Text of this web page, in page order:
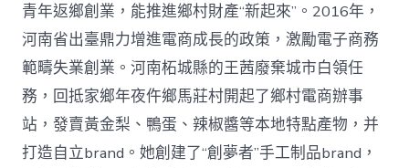
青年返鄉創業，能推進鄉村財產“新起來”。2016年，
河南省出臺鼎力增進電商成長的政策，激勵電子商務
範疇失業創業。河南柘城縣的王茜廢棄城市白領任
務，回抵家鄉年夜仵鄉馬莊村開起了鄉村電商辦事
站，發賣黃金梨、鴨蛋、辣椒醬等本地特點產物，并
打造自立brand。她創建了“創夢者”手工制品brand，